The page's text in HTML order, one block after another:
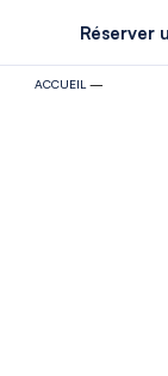
Réserver
ACCUEIL —